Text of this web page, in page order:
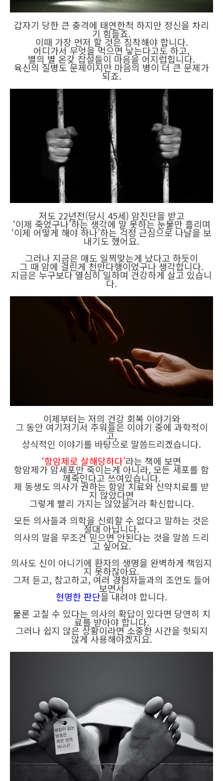
갑자기 당한 큰 충격에 태연한척 하지만 정신을 차리
기 힘들죠.
이때 가장 먼저 할 것은 침착해야 합니다.
어디가서 무엇을 먹으면 낳는다고도 하고,
별의 별 온갖 잡설들이 마음을 어지럽힙니다.
육신의 질병도 문제이지만 마음의 병이 더 큰 문제가
되죠.
저도 22년전(당시 45세) 암진단을 받고
‘이제 죽었구나’하는 생각에 말 못하는 눈물만 흘리며
‘이제 어떻게 해야 하나’하는 걱정 근심으로 나날을 보
내기도 했어요.
그러나 지금은 매도 일찍맞는게 났다고 하듯이
그 때 암에 걸린게 천만다행이었구나 생각합니다.
지금은 누구보다 열심히 일하며 건강하게 살고 있습니
다.
이제부터는 저의 건강 회복 이야기와
그 동안 여기저기서 주워들은 이야기 중에 과학적이
고,
상식적인 이야기를 바탕으로 말씀드리겠습니다.
‘항암제로 살해당하다’라는 책에 보면
항암제가 암세포만 죽이는게 아니라, 모든 세포를 함
께죽인다고 쓰여있습니다.
제 동생도 의사가 권하는 항암 치료와 신약치료를 받
지 않았다면
그렇게 빨리 가지는 않았을거라 확신합니다.
모든 의사들과 의학을 신뢰할 수 없다고 말하는 것은
절대 아닙니다.
의사의 말을 무조건 믿으면 안된다는 것을 말씀 드리
고 싶어요.
의사도 신이 아니기에 환자의 생명을 완벽하게 책임지
지 못하잖아요.
그저 듣고, 참고하고, 여러 경험자들과의 조언도 들어
보면서
현명한 판단을 내려야 합니다.
물론 고칠 수 있다는 의사의 확답이 있다면 당연히 치
료를 받아야 합니다.
그러나 쉽지 않은 상황이라면 소중한 시간을 헛되지
않게 사용해야겠지요.